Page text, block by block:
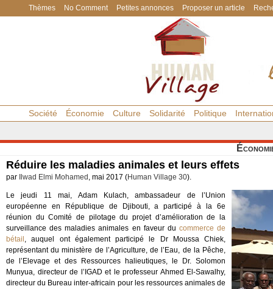
Thèmes No Comment Petites annonces Proposer un article
Société Économie Culture Solidarité Politique
Réduire les maladies animales et leurs effets
par Ilwad Elmi Mohamed , mai 2017 (Human Village 30).
Le jeudi 11 mai, Adam Kulach, ambassadeur de l’Union
européenne en République de Djibouti, a participé à la 6e
réunion du Comité de pilotage du projet d’amélioration de la
surveillance des maladies animales en faveur du commerce de
bétail , auquel ont également participé le Dr Moussa Chiek,
représentant du ministère de l’Agriculture, de l’Eau, de la Pêche,
de l’Elevage et des Ressources halieutiques, le Dr. Solomon
Munyua, directeur de l’IGAD et le professeur Ahmed El-Sawalhy,
directeur du Bureau inter-africain pour les ressources animales de